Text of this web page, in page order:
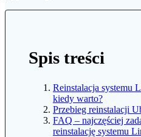
Spis treści
Reinstalacja systemu
kiedy warto?
Przebieg reinstalacji
FAQ – najczęściej
reinstalację systemu